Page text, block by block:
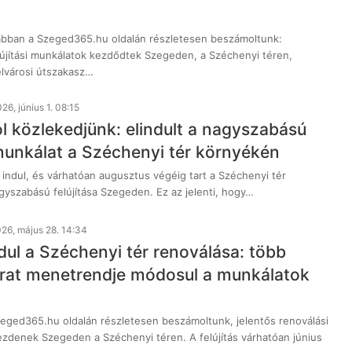
a Szeged365.hu oldalán részletesen beszámoltunk:
munkálatok kezdődtek Szegeden, a Széchenyi téren,
útszakasz…
június 1. 08:15
közlekedjünk: elindult a nagyszabású
a Széchenyi tér környékén
és várhatóan augusztus végéig tart a Széchenyi tér
felújítása Szegeden. Ez az jelenti, hogy…
május 28. 14:34
a Széchenyi tér renoválása: több
menetrendje módosul a munkálatok
oldalán részletesen beszámoltunk, jelentős renoválási
Szegeden a Széchenyi téren. A felújítás várhatóan június